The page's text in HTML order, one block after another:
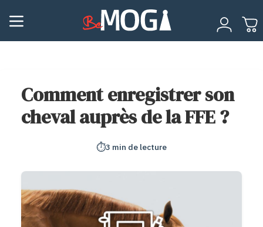
Comment enregistrer son
cheval auprès de la FFE ?
⏱️3 min de lecture